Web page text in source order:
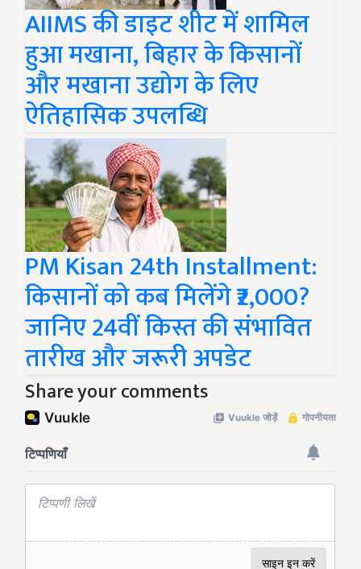
AIIMS की डाइट शीट में शामिल
हुआ मखाना, बिहार के किसानों
और मखाना उद्योग के लिए
ऐतिहासिक उपलब्धि
PM Kisan 24th Installment:
किसानों को कब मिलेंगे ₹2,000?
जानिए 24वीं किस्त की संभावित
तारीख और जरूरी अपडेट
Share your comments